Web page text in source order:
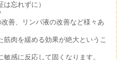
忘れずに）
善、リンパ液の改善など様々あ
肉を緩める効果が絶大というこ
感に反応して固くなります。